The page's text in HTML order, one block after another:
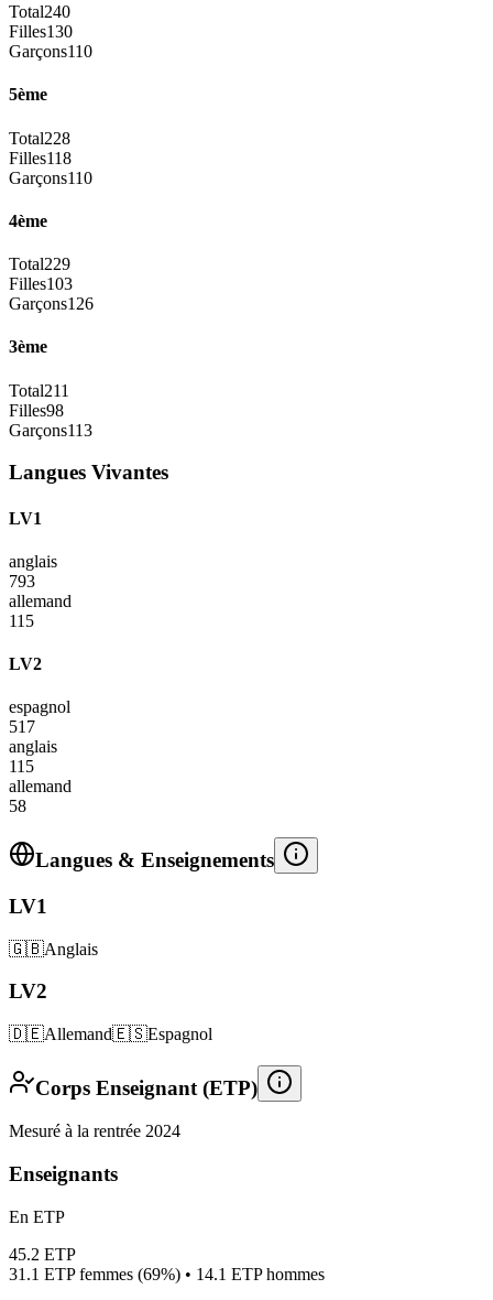
Total240
Filles130
Garçons110
5ème
Total228
Filles118
Garçons110
4ème
Total229
Filles103
Garçons126
3ème
Total211
Filles98
Garçons113
Langues Vivantes
LV1
anglais
793
allemand
115
LV2
espagnol
517
anglais
115
allemand
58
Langues & Enseignements
LV1
🇬🇧Anglais
LV2
🇩🇪Allemand🇪🇸Espagnol
Corps Enseignant (ETP)
Mesuré à la rentrée 2024
Enseignants
En ETP
45.2 ETP
31.1 ETP femmes (69%) • 14.1 ETP hommes